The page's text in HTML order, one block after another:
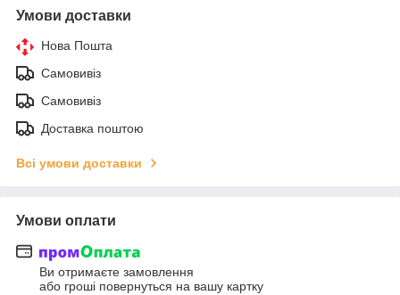
Умови доставки
Нова Пошта
Самовивіз
Самовивіз
Доставка поштою
Всі умови доставки
Умови оплати
Ви отримаєте замовлення
або гроші повернуться на вашу картку